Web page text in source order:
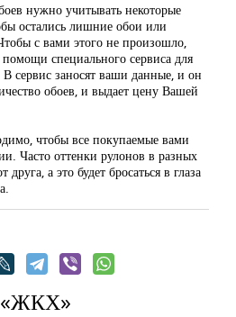
нужно учитывать некоторые
остались лишние обои или
с вами этого не произошло,
специального сервиса для
В сервис заносят ваши данные, и он
обоев, и выдает цену Вашей
чтобы все покупаемые вами
Часто оттенки рулонов в разных
друга, а это будет бросаться в глаза
«ЖКХ»